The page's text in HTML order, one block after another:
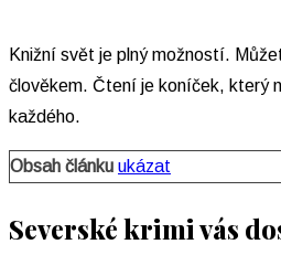
Knižní svět je plný možností.
člověkem. Čtení je koníček, který
každého.
Obsah článku ukázat
Severské krimi vás